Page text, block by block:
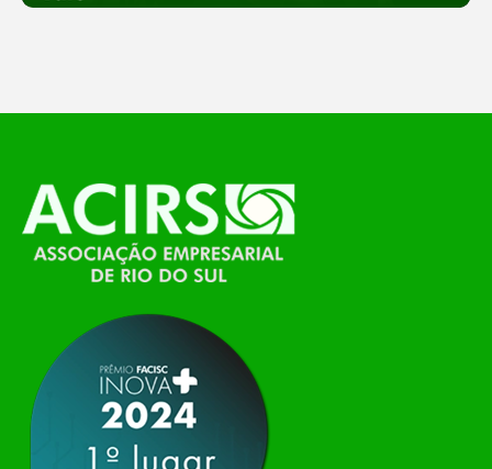
O Polo ACATE-ACIRS, por meio do NIAVI – Núcleo
de Tecnologia da Informação do Alto Vale do
Itajaí, realizou, no dia 21 de julho, o evento
Conexão Tech NIAVI, reunindo empresas de
tecnologia da região para uma noite de
apresentação de novas iniciativas para o setor. O
encontro aconteceu em Rio…